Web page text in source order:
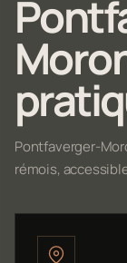
Pontfaverger-
rémois,